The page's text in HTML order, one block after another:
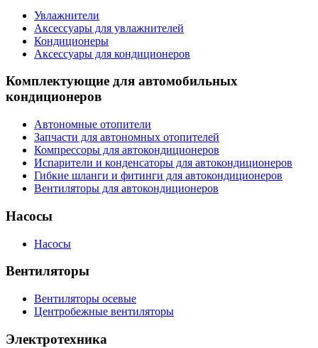
Увлажнители
Аксессуары для увлажнителей
Кондиционеры
Аксессуары для кондиционеров
Комплектующие для автомобильных
кондиционеров
Автономные отопители
Запчасти для автономных отопителей
Компрессоры для автокондиционеров
Испарители и конденсаторы для автокондиционеров
Гибкие шланги и фитинги для автокондиционеров
Вентиляторы для автокондиционеров
Насосы
Насосы
Вентиляторы
Вентиляторы осевые
Центробежные вентиляторы
Электротехника